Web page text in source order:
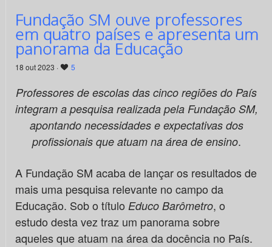
Fundação SM ouve professores
em quatro países e apresenta um
panorama da Educação
18 out 2023 · 5
Professores de escolas das cinco regiões do País
integram a pesquisa realizada pela Fundação SM,
apontando necessidades e expectativas dos
profissionais que atuam na área de ensino.
A Fundação SM acaba de lançar os resultados de
mais uma pesquisa relevante no campo da
Educação. Sob o título Educo Barômetro, o
estudo desta vez traz um panorama sobre
aqueles que atuam na área da docência no País.